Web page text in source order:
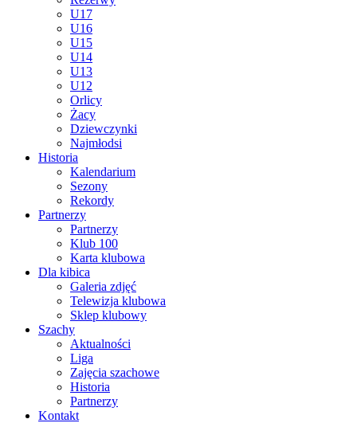
U17
U16
U15
U14
U13
U12
Orlicy
Żacy
Dziewczynki
Najmłodsi
Historia
Kalendarium
Sezony
Rekordy
Partnerzy
Partnerzy
Klub 100
Karta klubowa
Dla kibica
Galeria zdjęć
Telewizja klubowa
Sklep klubowy
Szachy
Aktualności
Liga
Zajęcia szachowe
Historia
Partnerzy
Kontakt